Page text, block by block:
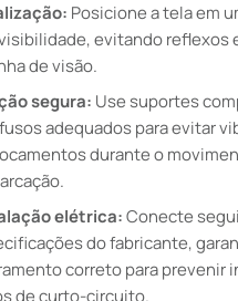
Posicione a tela em
evitando reflexos
de visão.
segura: Use suportes
adequados para evitar
durante o
elétrica:Conecte
do fabricante,
correto para prevenir
de curto-circuito.